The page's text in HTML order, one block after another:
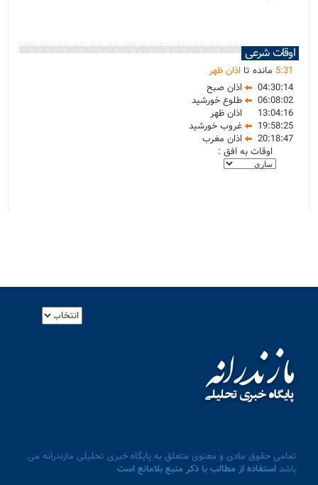
اوقات شرعی
5:31 مانده تااذان ظهر
04:30:14
اذان صبح
06:08:02
طلوع خورشید
13:04:16
اذان ظهر
19:58:25
غروب خورشید
20:18:47
اذان مغرب
اوقات به افق :
تمامی حقوق مادی و معنوی متعلق به پایگاه خبری تحلیلی مازندرانه می
باشداستفاده از مطالب با ذکر منبع بلامانع است